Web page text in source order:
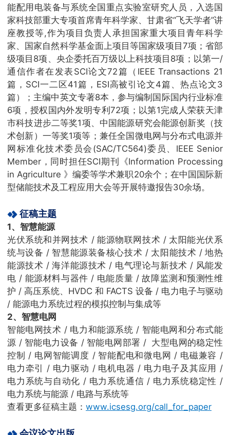
能配用电装备与系统全国重点实验室研究人员，入选国
家科技部重大专项首席青年科学家、甘肃省“飞天学者”讲
座教授等,作为项目负责人承担国家重大项目青年科学
家、国家自然科学基金面上项目等国家级项目7项；省部
级项目8项、央企委托百万级以上科技项目8项；以第一/
通信作者在发表SCI论文72篇（IEEE Transactions 21
篇，SCI一二区41篇，ESI高被引论文4篇、热点论文3
篇）；主编中英文专著8本，参与编制国际国内行业标准
6项，授权国内外发明专利72项；以第1完成人荣获天津
市科技进步二等奖1项、中国能源研究会能源创新奖（技
术创新）一等奖1项等；兼任全国微电网与分布式电源并
网标准化技术委员会(SAC/TC564)委员、IEEE Senior
Member，同时担任SCI期刊《Information Processing
in Agriculture 》编委等学术兼职20余个；在中国国际新
型储能技术及工程应用大会等开展特邀报告30余场。
征稿主题
1、智慧能源
光伏系统和并网技术 / 能源物联网技术 / 太阳能光伏系
统与设备 / 智慧能源装备核心技术 / 太阳能技术 / 地热
能源技术 / 海洋能源技术 / 电气理论与新技术 / 风能发
电 / 能源材料与器件 / 电能质量 / 故障监测和预测性维
护 / 高压系统、HVDC 和 FACTS 设备 / 电力电子与驱动
/ 能源电力系统过程的模拟控制与集成等
2、智慧电网
智能电网技术 / 电力和能源系统 / 智能电网和分布式能
源 / 智能电力设备 / 智能电网部署 / 大型电网的稳定性
控制 / 电网智能调度 / 智能配电和微电网 / 电磁兼容 /
电力牵引 / 电力驱动 / 电机电器 / 电力电子及其应用 /
电力系统与自动化 / 电力系统通信 / 电力系统稳定性 /
电力系统与能源 / 电路与系统等
查看更多征稿主题： www.icsesg.org/call_for_paper